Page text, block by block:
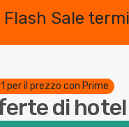
Flash Sale
1 per il prezzo con Prime
di